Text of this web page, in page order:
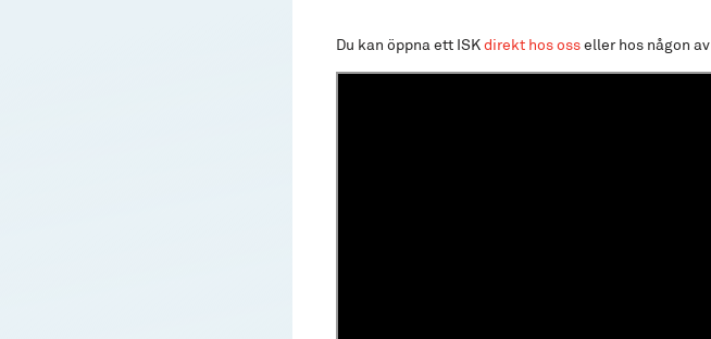
Du kan öppna ett ISKdirekt hos osseller hos någon av